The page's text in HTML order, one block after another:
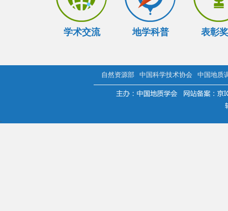
学术交流 地学科普 表彰
自然资源部 中国科学技术协会 中国地质
.